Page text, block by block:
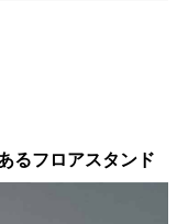
るフロアスタンド